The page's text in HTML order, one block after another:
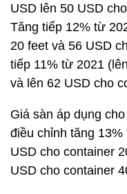
USD lên 50 USD
Tăng tiếp 12% từ
20 feet và 56 USD
tiếp 11% từ 2021
và lên 62 USD cho
Giá sàn áp dụng
điều chỉnh tăng
USD cho container
USD cho container